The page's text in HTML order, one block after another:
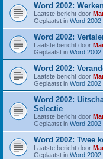
Word 2002:
Laatste bericht door
Geplaatst in Word 2002
Word 2002:
Laatste bericht door
Geplaatst in Word 2002
Word 2002:
Laatste bericht door
Geplaatst in Word 2002
Word 2002:
Selectie
Laatste bericht door
Geplaatst in Word 2002
Word 2002: Twee
Laatste bericht door
Geplaatst in Word 2002